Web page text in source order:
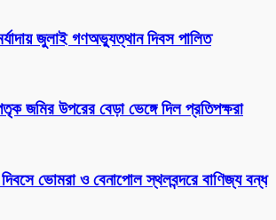
জুলাই গণঅভ্যুত্থান দিবস পালিত
জমির উপরের বেড়া ভেঙ্গে দিল প্রতিপক্ষরা
ভোমরা ও বেনাপোল স্থলবন্দরে বাণিজ্য বন্ধ